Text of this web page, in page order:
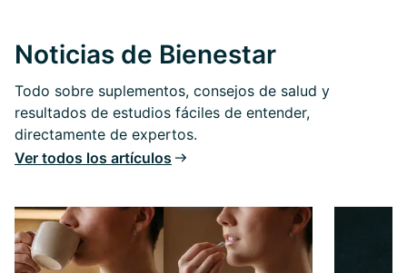
Noticias de Bienestar
Todo sobre suplementos, consejos de salud y
resultados de estudios fáciles de entender,
directamente de expertos.
Ver todos los artículos